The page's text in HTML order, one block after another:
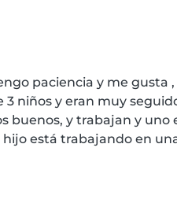
paciencia y me gusta
niños y eran muy
buenos, y trabajan y uno
está trabajando en